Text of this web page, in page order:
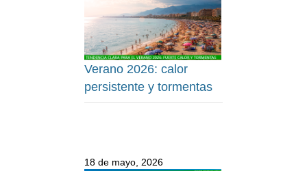
Verano 2026: calor
persistente y tormentas
18 de mayo, 2026